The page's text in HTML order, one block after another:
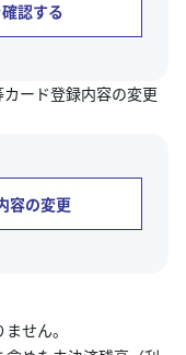
認する
ード登録内容の変更
容の変更
せん。